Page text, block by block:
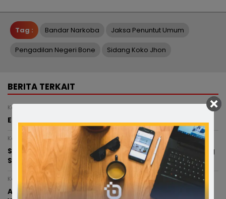
Tag : Bandar Narkoba Jaksa Penuntut Umum
Pengadilan Negeri Bone Sidang Koko Jhon
BERITA TERKAIT
Kamis, 6 Agustus 2026 - 15:53 WITA
Enam Ketua TP PKK Kecamatan di Soppeng Dilantik
Kamis, 6 Agustus 2026 - 13:38 WITA
Semarak HUT ke-81 RI, Pemerintah Kabupaten Soppeng
Siapkan Beragam Lomba dan Hiburan
Kamis, 6 Agustus 2026 - 12:52 WITA
Anggota Polres Bone Terlibat Kecelakaan di